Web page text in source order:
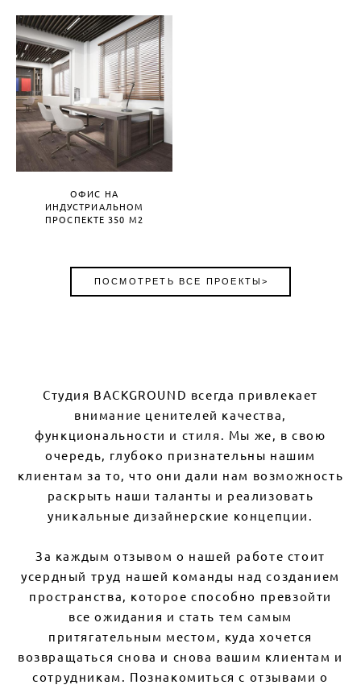
ОФИС НА
ИНДУСТРИАЛЬНОМ
ПРОСПЕКТЕ 350 М2
ПОСМОТРЕТЬ ВСЕ ПРОЕКТЫ>
Студия BACKGROUND всегда привлекает
внимание ценителей качества,
функциональности и стиля. Мы же, в свою
очередь, глубоко признательны нашим
клиентам за то, что они дали нам возможность
раскрыть наши таланты и реализовать
уникальные дизайнерские концепции.
За каждым отзывом о нашей работе стоит
усердный труд нашей команды над созданием
пространства, которое способно превзойти
все ожидания и стать тем самым
притягательным местом, куда хочется
возвращаться снова и снова вашим клиентам и
сотрудникам. Познакомиться с отзывами о